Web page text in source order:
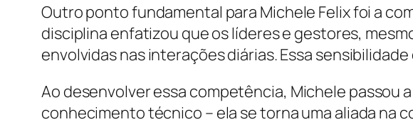
Outro ponto fundamental para Michele Felix foi a
disciplina enfatizou que os líderes e gestores,
envolvidas nas interações diárias. Essa
Ao desenvolver essa competência, Michele passou
conhecimento técnico – ela se torna uma aliada na